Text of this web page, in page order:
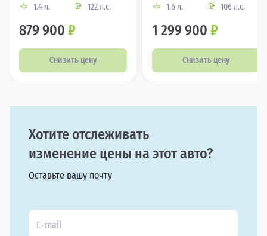
1.4 л.
122 л.с.
879 900 ₽
Снизить цену
1.6 л.
106 л.с.
1 299 900 ₽
Снизить цену
Хотите отслеживать
изменение цены на этот авто?
Оставьте вашу почту